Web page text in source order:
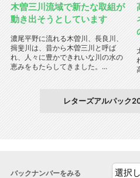
木曽三川流域で新たな取組が
動き出そうとしています
濃尾平野に流れる木曽川、長良川、
揖斐川は、昔から木曽三川と呼ば
れ、人々に豊かできれいな川の水の
恵みをもたらしてきました。...
レターズアルパック
バックナンバーをみる